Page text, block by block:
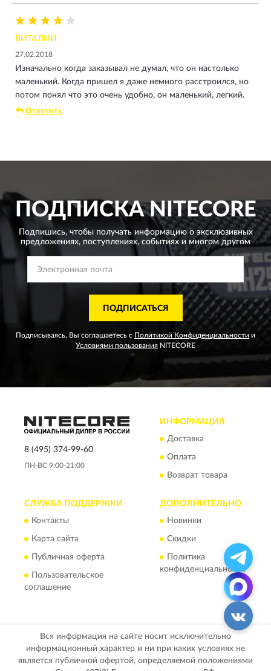
ВИТАЛИЙ
27.02.2018
Изначально когда заказывал не думал, что он настолько
маленький. Когда пришел я даже немного расстроился, но
потом понял что это очень удобно, он маленький, легкий.
Ответить
ПОДПИСКАNITECORE
Подпишись, чтобы получать информацию о эксклюзивных
предложениях, поступлениях, событиях и многом другом
ПОДПИСАТЬСЯ
Подписываясь, Вы соглашаетесь с Политикой Конфиденциальности и
Условиями пользования NITECORE
8 (495) 374-99-60
ПН-ВС 9:00-21:00
ИНФОРМАЦИЯ
Доставка
Оплата
Возврат товара
СЛУЖБА ПОДДЕРЖКИ
Контакты
Карта сайта
Публичная оферта
Пользовательское
соглашение
ДОПОЛНИТЕЛЬНО
Новинки
Скидки
Политика
конфиденциальности
Вся информация на сайте носит исключительно
информационный характер и ни при каких условиях не
является публичной офертой, определяемой положениями